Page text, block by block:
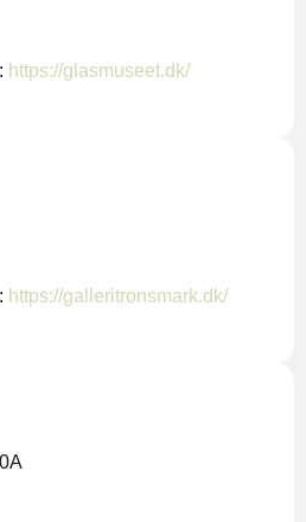
https://glasmuseet.dk/
https://galleritronsmark.dk/